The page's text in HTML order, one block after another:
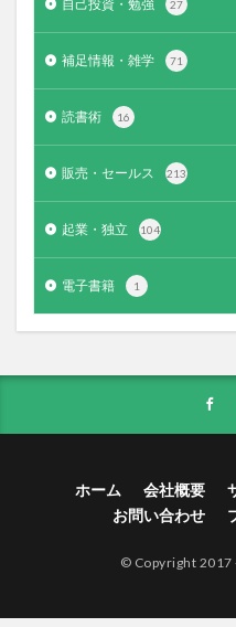
自己投資・勉強 27
補足情報・雑学 71
読書術 16
販売・セールス 213
起業・独立 104
電子書籍 1
ホーム 会社概要
お問い合わせ
© Copyright 2017